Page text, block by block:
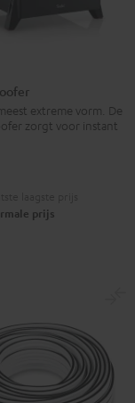
extreme vorm. De
zorgt voor instant
prijs